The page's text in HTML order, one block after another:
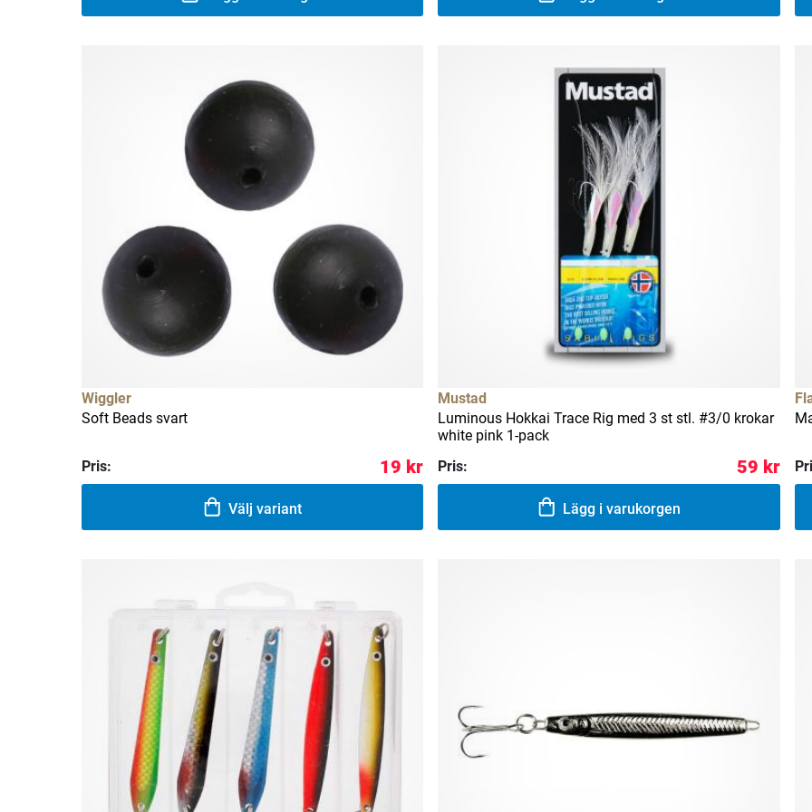
Wiggler
Soft Beads svart
Pris: 19 kr
Välj variant
Mustad
Luminous Hokkai Trace Rig med 3 st stl. #3/0 krokar
white pink 1-pack
Pris:
59 kr
Lägg i varukorgen